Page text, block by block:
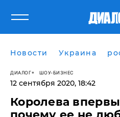
Новости Украина
ДИАЛОГ ШОУ-БИЗНЕС
12 сентября 2020, 18:42
Королева